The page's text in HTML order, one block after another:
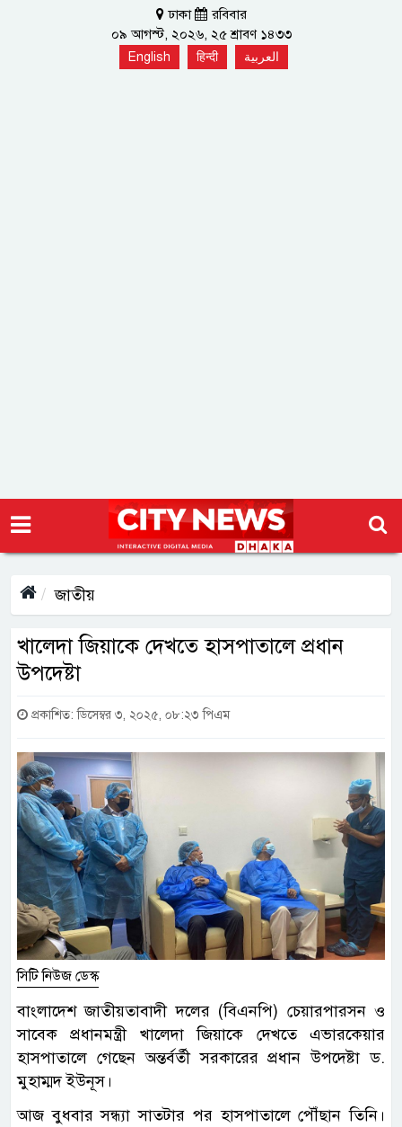
ঢাকা
রবিবার
০৯ আগস্ট, ২০২৬, ২৫ শ্রাবণ ১৪৩৩
English हिन्दी العربية
জাতীয়
খালেদা জিয়াকে দেখতে হাসপাতালে প্রধান
উপদেষ্টা
প্রকাশিত: ডিসেম্বর ৩, ২০২৫, ০৮:২৩ পিএম
সিটি নিউজ ডেস্ক
বাংলাদেশ জাতীয়তাবাদী দলের (বিএনপি) চেয়ারপারসন ও
সাবেক প্রধানমন্ত্রী খালেদা জিয়াকে দেখতে এভারকেয়ার
হাসপাতালে গেছেন অন্তর্বর্তী সরকারের প্রধান উপদেষ্টা ড.
মুহাম্মদ ইউনূস।
আজ বুধবার সন্ধ্যা সাতটার পর হাসপাতালে পৌঁছান তিনি।